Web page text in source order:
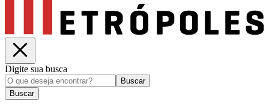
Digite sua busca
Buscar
Buscar